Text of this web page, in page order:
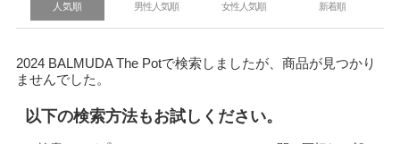
人気順 男性人気順 女性人気順 新着順
2024 BALMUDA The Potで検索しましたが、商品が見つかり
ませんでした。
以下の検索方法もお試しください。